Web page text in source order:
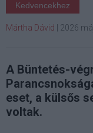
Kedvencekhez
Mártha Dávid 2026
A Büntetés-
eset, a külsős
voltak.